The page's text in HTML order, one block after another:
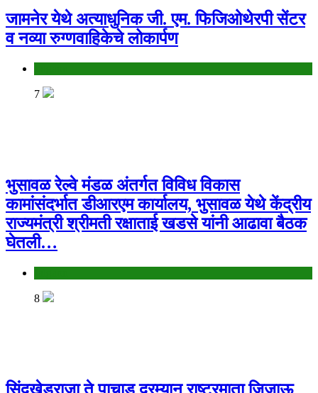
जामनेर येथे अत्याधुनिक जी. एम. फिजिओथेरपी सेंटर
व नव्या रुग्णवाहिकेचे लोकार्पण
7
भुसावळ रेल्वे मंडळ अंतर्गत विविध विकास
कामांसंदर्भात डीआरएम कार्यालय, भुसावळ येथे केंद्रीय
राज्यमंत्री श्रीमती रक्षाताई खडसे यांनी आढावा बैठक
घेतली…
8